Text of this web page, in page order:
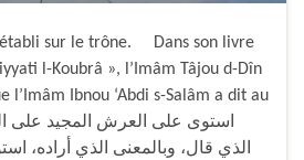
établi sur le trône. Dans son livre
l-Koubrâ », l’Imâm Tâjou d-Dîn
l’Imâm Ibnou ‘Abdi s-Salâm a dit au
الذي قال، وبالمعنى الذي أراده،